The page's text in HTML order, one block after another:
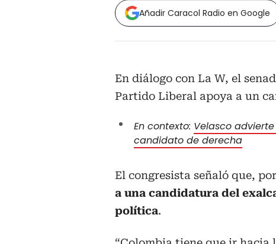
Añadir Caracol Radio en Google
En diálogo con La W, el
Partido Liberal apoya a un
En contexto: Velasco
candidato de derecha
El congresista señaló que,
a una candidatura del
política.